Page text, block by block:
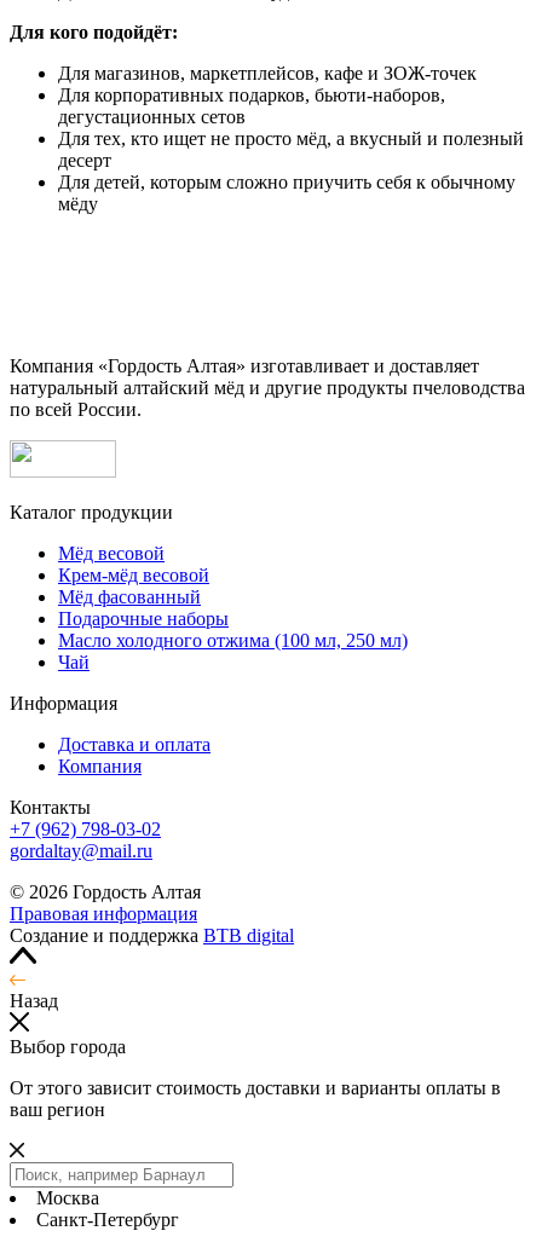
Для кого подойдёт:
Для магазинов, маркетплейсов, кафе и ЗОЖ-точек
Для корпоративных подарков, бьюти-наборов,
дегустационных сетов
Для тех, кто ищет не просто мёд, а вкусный и полезный
десерт
Для детей, которым сложно приучить себя к обычному
мёду
Компания «Гордость Алтая» изготавливает и доставляет
натуральный алтайский мёд и другие продукты пчеловодства
по всей России.
Каталог продукции
Мёд весовой
Крем-мёд весовой
Мёд фасованный
Подарочные наборы
Масло холодного отжима (100 мл, 250 мл)
Чай
Информация
Доставка и оплата
Компания
Контакты
+7 (962) 798-03-02
gordaltay@mail.ru
© 2026 Гордость Алтая
Правовая информация
Создание и поддержка BTB digital
Назад
Выбор города
От этого зависит стоимость доставки и варианты оплаты в
ваш регион
Москва
Санкт-Петербург